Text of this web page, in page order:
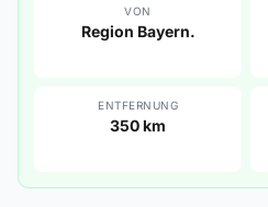
VON
Region Bayern.
ENTFERNUNG
350 km